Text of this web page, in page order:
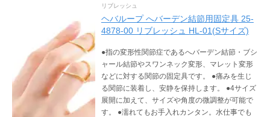
リブレッシュ
ヘバループ へバーデン結節用固定具 25-
4878-00 リブレッシュ HL-01(Sサイズ)
●指の変形性関節症であるへバーデン結節・ブシ
ャール結節やスワンネック変形、マレット変形
などに対する関節の固定具です。 ●痛みを生じ
る関節に装着し、安静を保持します。 ●4サイズ
展開に加えて、サイズや角度の微調整が可能で
す。 ●濡れてもお手入れカンタン。水仕事でも